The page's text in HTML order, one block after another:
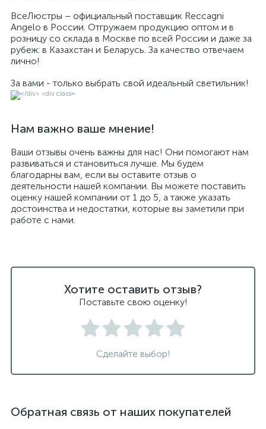
ВсеЛюстры – официальный поставщик Reccagni
Angelo в России. Отгружаем продукцию оптом и в
розницу со склада в Москве по всей России и даже за
рубеж: в Казахстан и Беларусь. За качество отвечаем
лично!
За вами - только выбрать свой идеальный светильник!
Нам важно ваше мнение!
Ваши отзывы очень важны для нас! Они помогают нам
развиваться и становиться лучше. Мы будем
благодарны вам, если вы оставите отзыв о
деятельности нашей компании. Вы можете поставить
оценку нашей компании от 1 до 5, а также указать
достоинства и недостатки, которые вы заметили при
работе с нами.
Хотите оставить отзыв?
Поставьте свою оценку!
Сделайте выбор!
Обратная связь от наших покупателей